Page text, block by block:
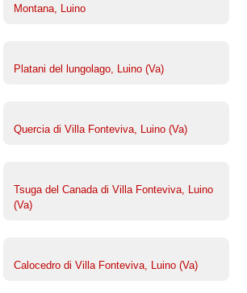
Montana, Luino
Platani del lungolago, Luino (Va)
Quercia di Villa Fonteviva, Luino (Va)
Tsuga del Canada di Villa Fonteviva, Luino
(Va)
Calocedro di Villa Fonteviva, Luino (Va)